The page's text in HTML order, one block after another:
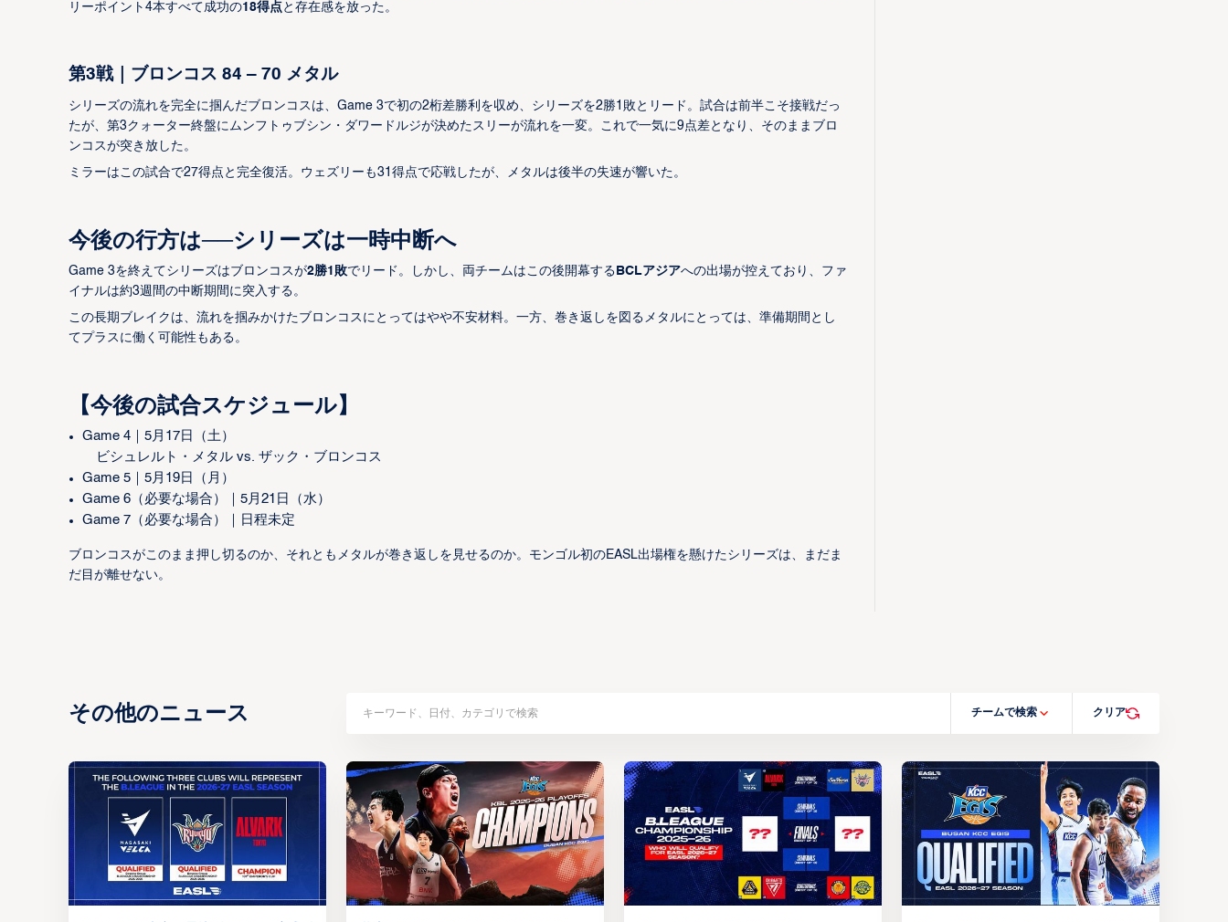
リーポイント4本すべて成功の18得点 と存在感を放った。
第3戦｜ブロンコス 84 – 70 メタル
シリーズの流れを完全に掴んだブロンコスは、Game 3で初の2桁差勝利を収め、シリーズを2勝1敗とリード。試合は前半こそ接戦だっ
たが、第3クォーター終盤にムンフトゥブシン・ダワードルジが決めたスリーが流れを一変。これで一気に9点差となり、そのままブロ
ンコスが突き放した。
ミラーはこの試合で27得点と完全復活。ウェズリーも31得点で応戦したが、メタルは後半の失速が響いた。
今後の行方は──シリーズは一時中断へ
Game 3を終えてシリーズはブロンコスが2勝1敗でリード。しかし、両チームはこの後開幕する BCLアジアへの出場が控えており、ファ
イナルは約3週間の中断期間に突入する。
この長期ブレイクは、流れを掴みかけたブロンコスにとってはやや不安材料。一方、巻き返しを図るメタルにとっては、準備期間とし
てプラスに働く可能性もある。
【今後の試合スケジュール】
Game 4｜5月17日（土）
ビシュレルト・メタル vs. ザック・ブロンコス
Game 5｜5月19日（月）
Game 6（必要な場合）｜5月21日（水）
Game 7（必要な場合）｜日程未定
ブロンコスがこのまま押し切るのか、それともメタルが巻き返しを見せるのか。モンゴル初のEASL出場権を懸けたシリーズは、まだま
だ目が離せない。
その他のニュース チームで検索 クリア